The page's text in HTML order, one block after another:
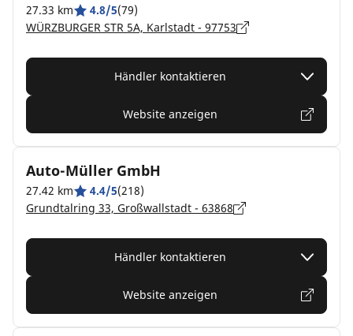
27.33 km 4.8/5(79)
WÜRZBURGER STR 5A, Karlstadt - 97753
Händler kontaktieren
Website anzeigen
Auto-Müller GmbH
27.42 km 4.4/5(218)
Grundtalring 33, Großwallstadt - 63868
Händler kontaktieren
Website anzeigen